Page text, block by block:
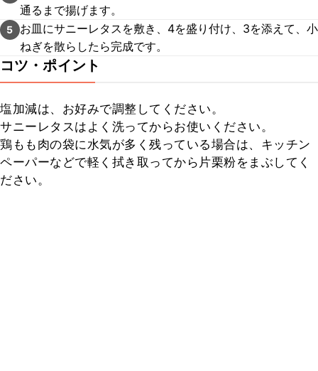
通るまで揚げます。
5
お皿にサニーレタスを敷き、4を盛り付け、3を添えて、小
ねぎを散らしたら完成です。
コツ・ポイント
塩加減は、お好みで調整してください。
サニーレタスはよく洗ってからお使いください。
鶏もも肉の袋に水気が多く残っている場合は、キッチン
ペーパーなどで軽く拭き取ってから片栗粉をまぶしてく
ださい。